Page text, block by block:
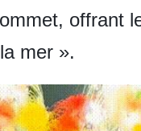
offrant
mer ».